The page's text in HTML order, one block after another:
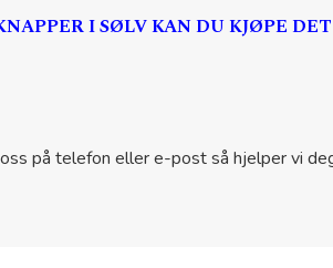
I SØLV KAN DU KJØPE
på telefon eller e-post så hjelper vi